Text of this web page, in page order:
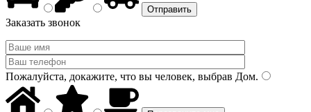
Заказать звонок
Пожалуйста, докажите, что вы человек, выбрав Дом.